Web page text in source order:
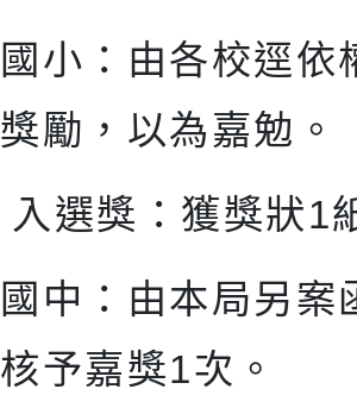
國小：由各校逕依
獎勵，以為嘉勉。
入選獎：獲獎狀1
國中：由本局另案
核予嘉獎1次。